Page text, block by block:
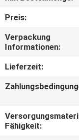
TRETEN
SIE
MIT
IN
VERBINDUNG
Preis:
Verpackung
Informationen:
Lieferzeit:
Fähigkeit: